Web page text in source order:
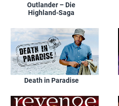
Outlander – Die
Highland-Saga
Death in Paradise